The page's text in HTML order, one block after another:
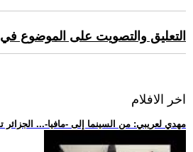
التعليق والتصويت على الموضوع
اخر الافلام
.. مهدي لعريبي: من السينما إلى -مافيا-...